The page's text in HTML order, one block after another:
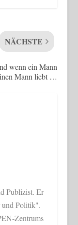
NÄCHSTE
wenn ein Mann
Mann liebt …
Publizist. Er
und Politik".
Zentrums